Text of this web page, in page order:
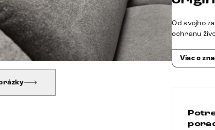
Od svojho
ochranu
Viac o